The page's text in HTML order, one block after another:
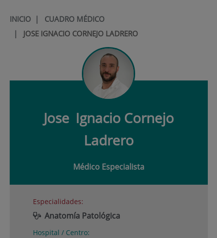
INICIO| CUADRO MÉDICO
| JOSE IGNACIO CORNEJO LADRERO
Jose Ignacio Cornejo
Ladrero
Médico Especialista
Especialidades:
Anatomía Patológica
Hospital / Centro: